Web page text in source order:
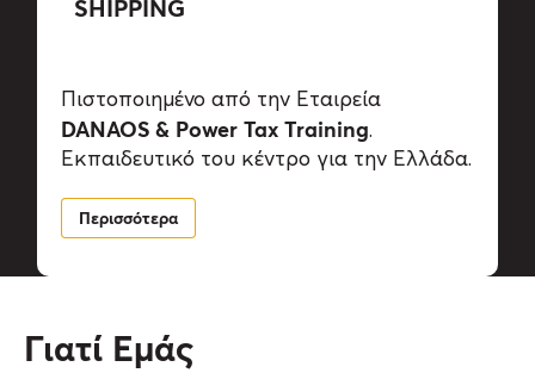
SHIPPING
Πιστοποιημένο από την Εταιρεία
DANAOS & Power Tax Training.
Εκπαιδευτικό του κέντρο για την Ελλάδα.
Περισσότερα
Γιατί Εμάς